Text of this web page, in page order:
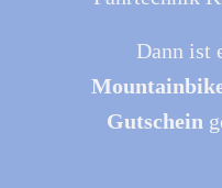
Dann ist
Gutschein